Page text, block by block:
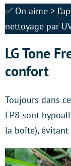
✅ On aime >
nettoyage par
LG Tone
confort
Toujours dans
FP8 sont
la boîte), évitant